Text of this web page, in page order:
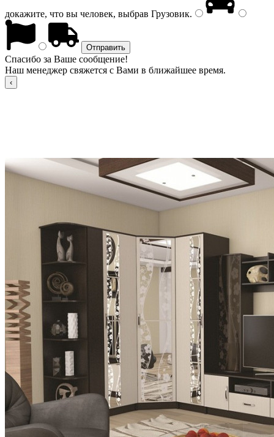
докажите, что вы человек, выбрав Грузовик.
Спасибо за Ваше сообщение!
Наш менеджер свяжется с Вами в ближайшее время.